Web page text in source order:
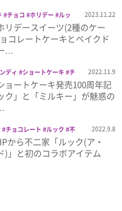
チョコ ホリデー
ルッ
2023.11.22
リデースイーツ(2種のケー
コレートケーキとベイクド
…
ディ ショートケーキ
チ
ルキー ルック 不二家
2022.11.9
ョートケーキ発売100周年記
ク」と「ミルキー」が魅惑の
チョコレート ルック
不
2022.9.8
から不二家「ルック(ア・
)」と初のコラボアイテム